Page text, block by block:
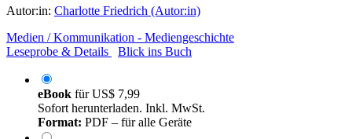
Autor:in: Charlotte Friedrich (Autor:in)
Medien / Kommunikation - Mediengeschichte
Leseprobe & Details
Blick ins Buch
eBook fürUS$ 7,99
Sofort herunterladen. Inkl. MwSt.
Format: PDF – für alle Geräte